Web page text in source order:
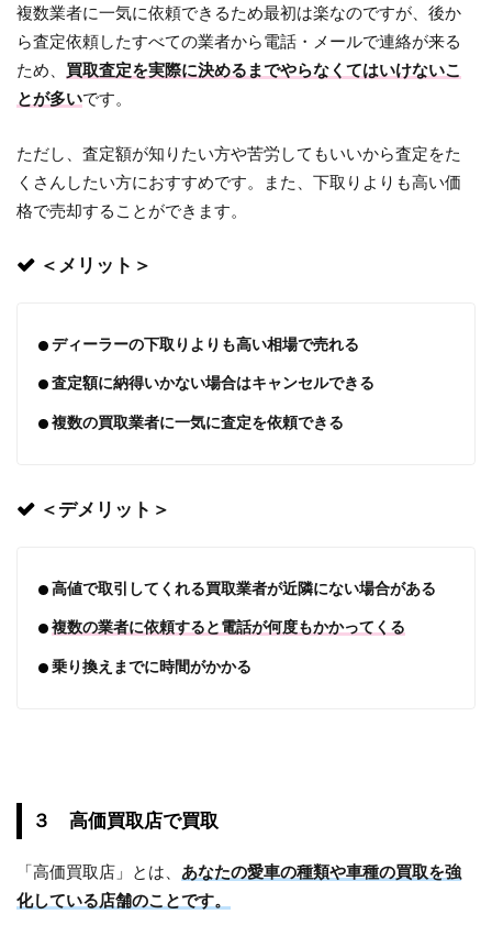
複数業者に一気に依頼できるため最初は楽なのですが、後か
ら査定依頼したすべての業者から電話・メールで連絡が来る
ため、 買取査定を実際に決めるまでやらなくてはいけないこ
とが多いです。
ただし、査定額が知りたい方や苦労してもいいから査定をた
くさんしたい方におすすめです。また、下取りよりも高い価
格で売却することができます。
＜メリット＞
ディーラーの下取りよりも高い相場で売れる
査定額に納得いかない場合はキャンセルできる
複数の買取業者に一気に査定を依頼できる
＜デメリット＞
高値で取引してくれる買取業者が近隣にない場合がある
複数の業者に依頼すると電話が何度もかかってくる
乗り換えまでに時間がかかる
３ 高価買取店で買取
「高価買取店」とは、 あなたの愛車の種類や車種の買取を強
化している店舗のことです。